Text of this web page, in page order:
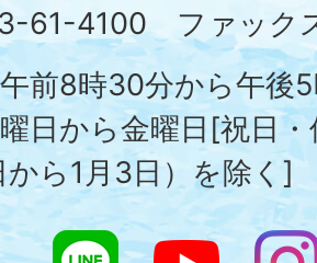
61-4100 ファック
前8時30分から午後
日から金曜日[祝日
から1月3日）を除く]